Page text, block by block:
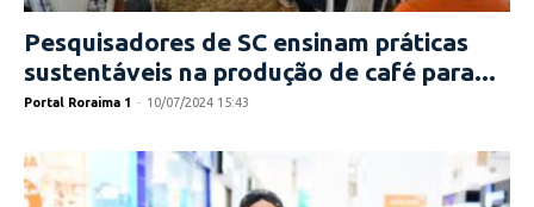
Pesquisadores de SC ensinam práticas
sustentáveis na produção de café para...
Portal Roraima 1 - 10/07/2024 15:43